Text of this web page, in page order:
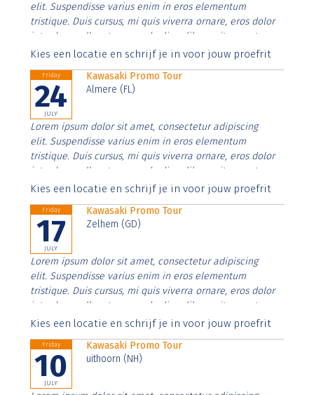
elit. Suspendisse varius enim in eros elementum
tristique. Duis cursus, mi quis viverra ornare, eros dolor
interdum nulla, ut commodo diam libero vitae erat.
Aenean faucibus nibh et justo cursus id rutrum lorem
Kies een locatie en schrijf je in voor jouw proefrit
Friday
24
JULY
Kawasaki Promo Tour
Almere (FL)
Lorem ipsum dolor sit amet, consectetur adipiscing
elit. Suspendisse varius enim in eros elementum
tristique. Duis cursus, mi quis viverra ornare, eros dolor
interdum nulla, ut commodo diam libero vitae erat.
Aenean faucibus nibh et justo cursus id rutrum lorem
Kies een locatie en schrijf je in voor jouw proefrit
Friday
17
JULY
Kawasaki Promo Tour
Zelhem (GD)
Lorem ipsum dolor sit amet, consectetur adipiscing
elit. Suspendisse varius enim in eros elementum
tristique. Duis cursus, mi quis viverra ornare, eros dolor
interdum nulla, ut commodo diam libero vitae erat.
Aenean faucibus nibh et justo cursus id rutrum lorem
Kies een locatie en schrijf je in voor jouw proefrit
Friday
10
JULY
Kawasaki Promo Tour
uithoorn (NH)